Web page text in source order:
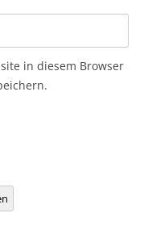
in diesem Browser